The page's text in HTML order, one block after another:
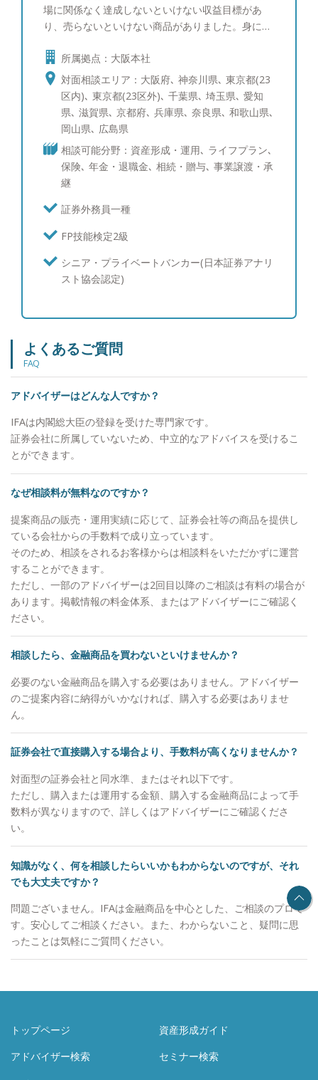
場に関係なく達成しないといけない収益目標があ
り、売らないといけない商品がありました。身に付
いと現実のギャップは埋められず、一度は運用の仕
事を離れておりましたが、独立系アドバイザーとし
て活動する知人からその仕事内容を聞くにつれ、こ
れなら自分の理想とする仕事ができるかもしれな
い、と一念発起し、現在に至ります。 担当をさせ
ていただくお客様には運用に関して私が知っている
すべてをお伝えしたいと思っています。誠実で信頼
でき、常に自分の利益のために行動してくれる、そ
んなアドバイザーでありたいと思っています。 ◆
趣味やプライベートの過ごし方など 娘が二人いま
とが多いです。自宅から長居公園が近いのでセレッ
ソ大阪の試合を観に行くことも多いです。スキマ時
間を見つけて、色々な本を読むようにしています。
所属拠点：大阪本社
対面相談エリア：大阪府､ 神奈川県､ 東京都(23
区内)､ 東京都(23区外)､ 千葉県､ 埼玉県､ 愛知
県､ 滋賀県､ 京都府､ 兵庫県､ 奈良県､ 和歌山県､
岡山県､ 広島県
相談可能分野：資産形成・運用､ ライフプラン､
保険､ 年金・退職金､ 相続・贈与､ 事業譲渡・承
継
証券外務員一種
FP技能検定2級
シニア・プライベートバンカー(日本証券アナリ
スト協会認定)
よくあるご質問
FAQ
アドバイザーはどんな人ですか？
IFAは内閣総大臣の登録を受けた専門家です。
証券会社に所属していないため、中立的なアドバイスを受けるこ
とができます。
なぜ相談料が無料なのですか？
提案商品の販売・運用実績に応じて、証券会社等の商品を提供し
ている会社からの手数料で成り立っています。
そのため、相談をされるお客様からは相談料をいただかずに運営
することができます。
ただし、一部のアドバイザーは2回目以降のご相談は有料の場合が
あります。掲載情報の料金体系、またはアドバイザーにご確認く
ださい。
相談したら、金融商品を買わないといけませんか？
必要のない金融商品を購入する必要はありません。アドバイザー
のご提案内容に納得がいかなければ、購入する必要はありませ
ん。
証券会社で直接購入する場合より、手数料が高くなりませんか？
対面型の証券会社と同水準、またはそれ以下です。
ただし、購入または運用する金額、購入する金融商品によって手
数料が異なりますので、詳しくはアドバイザーにご確認くださ
い。
知識がなく、何を相談したらいいかもわからないのですが、それ
でも大丈夫ですか？
問題ございません。IFAは金融商品を中心とした、ご相談のプロで
す。安心してご相談ください。また、わからないこと、疑問に思
ったことは気軽にご質問ください。
トップページ
資産形成ガイド
アドバイザー検索
セミナー検索